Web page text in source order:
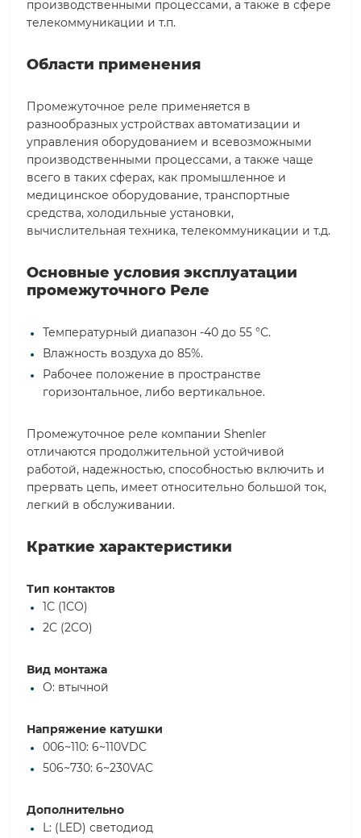
производственными процессами, а также в сфере
телекоммуникации и т.п.
Области применения
Промежуточное реле применяется в
разнообразных устройствах автоматизации и
управления оборудованием и всевозможными
производственными процессами, а также чаще
всего в таких сферах, как промышленное и
медицинское оборудование, транспортные
средства, холодильные установки,
вычислительная техника, телекоммуникации и т.д.
Основные условия эксплуатации
промежуточного Реле
Температурный диапазон -40 до 55 °С.
Влажность воздуха до 85%.
Рабочее положение в пространстве
горизонтальное, либо вертикальное.
Промежуточное реле компании Shenler
отличаются продолжительной устойчивой
работой, надежностью, способностью включить и
прервать цепь, имеет относительно большой ток,
легкий в обслуживании.
Краткие характеристики
Тип контактов
1C (1CO)
2C (2CO)
Вид монтажа
O: втычной
Напряжение катушки
006~110: 6~110VDC
506~730: 6~230VAC
Дополнительно
L: (LED) светодиод